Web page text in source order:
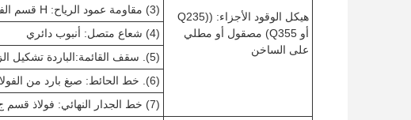
هيكل الوقود الأجزاء: ((Q235
أو Q355) مصقول أو مطلي
على الساخن
(3) مقاومة عمود الرياح: H قسم الفولاذ
(4) شعاع متصل: أنبوب دائري
(5). سقف القائمة:الباردة تشكيل الزجاجية C قسم الصلب أو Z قسم الصلب
(6). خط الحائط: صبغ بارد من الفولاذ C أو Z
(7) خط الجدار النهائي: فولاذ قسم ج أو فولاذ قسم ز